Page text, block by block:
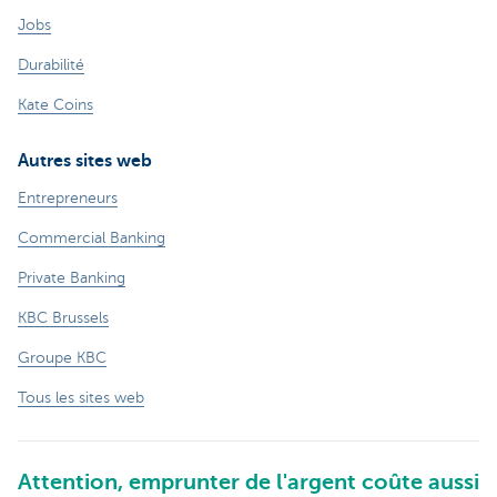
Jobs
Durabilité
Kate Coins
Autres sites web
Entrepreneurs
Commercial Banking
Private Banking
KBC Brussels
Groupe KBC
Tous les sites web
Attention, emprunter de l'argent coûte aussi